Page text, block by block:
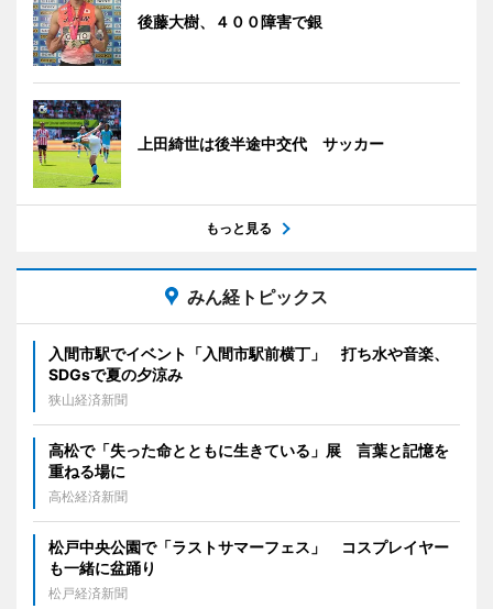
後藤大樹、４００障害で銀
上田綺世は後半途中交代 サッカー
もっと見る
みん経トピックス
入間市駅でイベント「入間市駅前横丁」 打ち水や音楽、
SDGsで夏の夕涼み
狭山経済新聞
高松で「失った命とともに生きている」展 言葉と記憶を
重ねる場に
高松経済新聞
松戸中央公園で「ラストサマーフェス」 コスプレイヤー
も一緒に盆踊り
松戸経済新聞